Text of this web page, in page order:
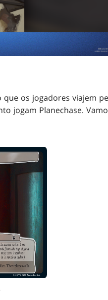
os jogadores viajem
jogam Planechase.